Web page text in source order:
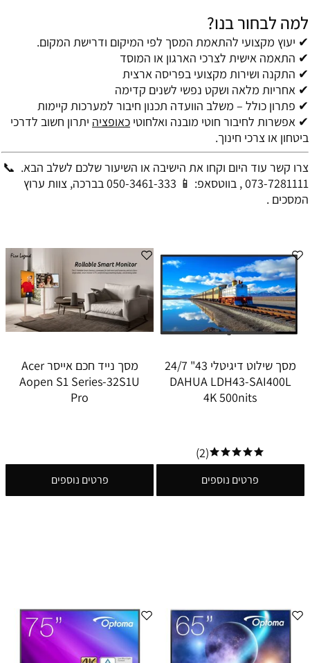
למה לבחור בנו?
✔ יעוץ מקצועי להתאמת המסך לפי המיקום ודרישת המקום.
✔ התאמה אישית לצרכי הארגון או המוסד
✔ התקנה ושירות מקצועי בפריסה ארצית
✔ אחריות מלאה ושקט נפשי לשנים קדימה
✔ פתרון כולל – משלב הוועדה תכנון חיבור למערכות קיימות
✔ אפשרות לחיבור חוטי מובנה ואלחוטי כאופציה יתרון חשוב לדרכי
ביטחון או צרכי חינוך.
צרו קשר עוד היום וקחו את הישיבה או השיעור שלכם לשלב הבא. 📞
073-7281111 , בווטסאפ: 📱 050-3461-333 בברכה, צוות ערוץ
המסכים .
מסך שילוט דיגיטלי 43" 24/7
DAHUA LDH43-SAI400L
4K 500nits
(2)
פרטים נוספים
מסך נייד חכם אייסר Acer
Aopen S1 Series-32S1U
Pro
פרטים נוספים